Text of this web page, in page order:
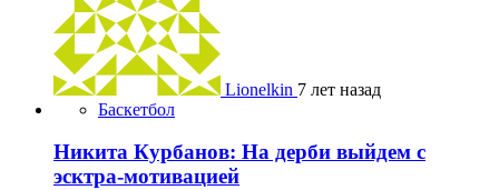
Lionelkin 7 лет назад
Баскетбол
Никита Курбанов: На дерби выйдем с
эсктра-мотивацией